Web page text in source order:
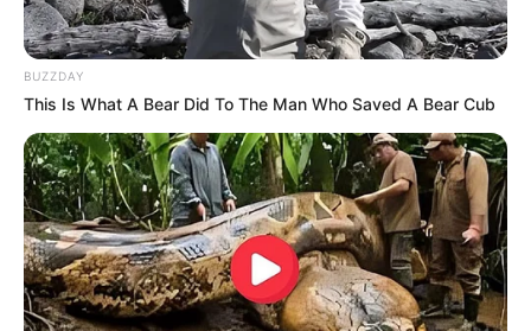
— a utilização de instrumentos para diagnóstico demográfico e
sociocultural;
— o detalhamento das visitas domiciliares, com coleta e registro de
dados relativos a suas atribuições, para fim exclusivo de controle e
planejamento das ações de saúde;
— a mobilização da comunidade e o estímulo à participação nas
políticas públicas voltadas para as áreas de saúde e
socioeducacional;
BUZZDAY
This Is What A Bear Did To The Man Who Saved A Bear Cub